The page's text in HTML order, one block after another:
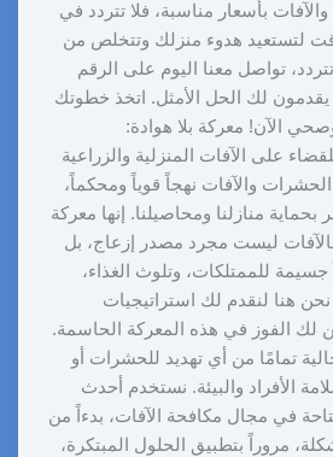
بأسعار مناسبة، فلا تتردد في
لتستعيد هدوء منزلك وتتخلص من
تواصل معنا اليوم على الرقم
خبرائنا يقدمون لك الحل الأمثل. اتخذ خطوتك
الآن! معركة بلا هوادة:
على الآفات المنزلية والزراعية
والآفات نهجاً قوياً ومحكماً،
بحماية منازلنا ومحاصيلنا. إنها معركة
فالآفات ليست مجرد مصدر إزعاج، بل
للممتلكات، وتلوث الغذاء،
هنا لنقدم لك استراتيجيات
لك الفوز في هذه المعركة الحاسمة.
تمامًا من أي تهديد للحشرات أو
الأفراد والبيئة. نستخدم أحدث
في مجال مكافحة الآفات، بدءاً من
مروراً بتطبيق الحلول المبتكرة،